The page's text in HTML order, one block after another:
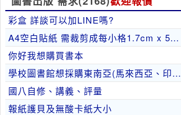
彩盒 詳談可以加LINE嗎?
A4空白貼紙 需裁剪成每小格1.7cm x 5...
你好我想購買書本
學校圖書館想採購東南亞(馬來西亞、印尼)圖書
國八自修、講義、評量
報紙護貝及無酸卡紙大小